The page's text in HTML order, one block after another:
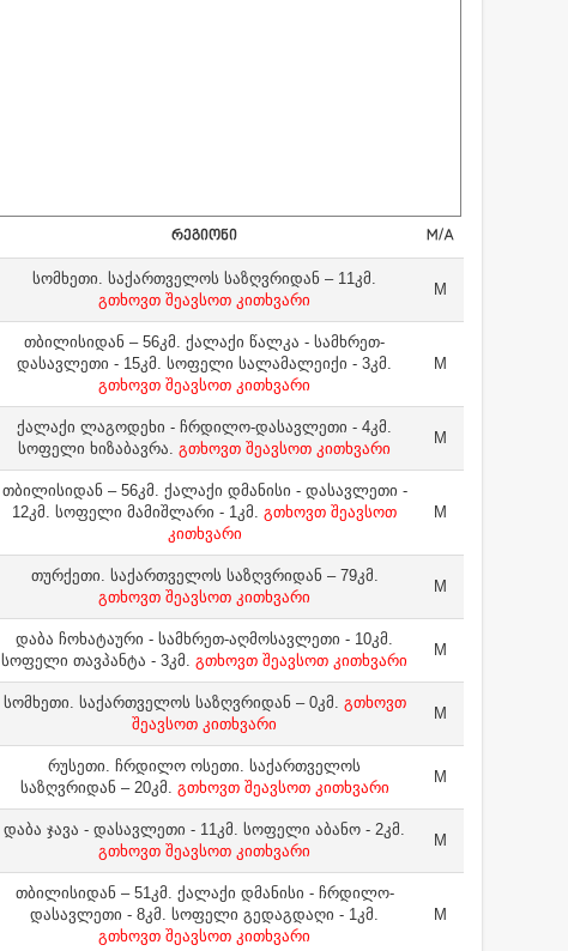
ᲠᲔᲒᲘᲝᲜᲘ M/A
სომხეთი. საქართველოს საზღვრიდან – 11კმ.
გთხოვთ შეავსოთ კითხვარი
M
თბილისიდან – 56კმ. ქალაქი წალკა - სამხრეთ-
დასავლეთი - 15კმ. სოფელი სალამალეიქი - 3კმ.
გთხოვთ შეავსოთ კითხვარი
M
ქალაქი ლაგოდეხი - ჩრდილო-დასავლეთი - 4კმ.
სოფელი ხიზაბავრა. გთხოვთ შეავსოთ კითხვარი
M
თბილისიდან – 56კმ. ქალაქი დმანისი - დასავლეთი -
12კმ. სოფელი მამიშლარი - 1კმ. გთხოვთ შეავსოთ
კითხვარი
M
თურქეთი. საქართველოს საზღვრიდან – 79კმ.
გთხოვთ შეავსოთ კითხვარი
M
დაბა ჩოხატაური - სამხრეთ-აღმოსავლეთი - 10კმ.
სოფელი თავპანტა - 3კმ. გთხოვთ შეავსოთ კითხვარი
M
სომხეთი. საქართველოს საზღვრიდან – 0კმ. გთხოვთ
შეავსოთ კითხვარი
M
რუსეთი. ჩრდილო ოსეთი. საქართველოს
საზღვრიდან – 20კმ. გთხოვთ შეავსოთ კითხვარი
M
დაბა ჯავა - დასავლეთი - 11კმ. სოფელი აბანო - 2კმ.
გთხოვთ შეავსოთ კითხვარი
M
თბილისიდან – 51კმ. ქალაქი დმანისი - ჩრდილო-
დასავლეთი - 8კმ. სოფელი გედაგდაღი - 1კმ.
გთხოვთ შეავსოთ კითხვარი
M